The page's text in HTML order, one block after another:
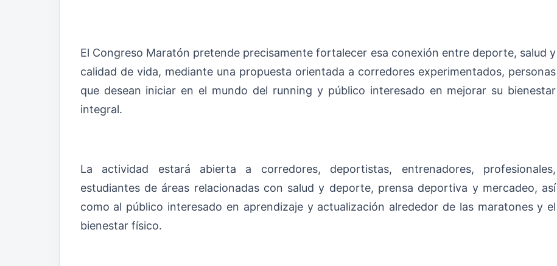
El Congreso Maratón pretende precisamente fortalecer esa conexión entre deporte, salud y
calidad de vida, mediante una propuesta orientada a corredores experimentados, personas
que desean iniciar en el mundo del running y público interesado en mejorar su bienestar
integral.
La actividad estará abierta a corredores, deportistas, entrenadores, profesionales,
estudiantes de áreas relacionadas con salud y deporte, prensa deportiva y mercadeo, así
como al público interesado en aprendizaje y actualización alrededor de las maratones y el
bienestar físico.